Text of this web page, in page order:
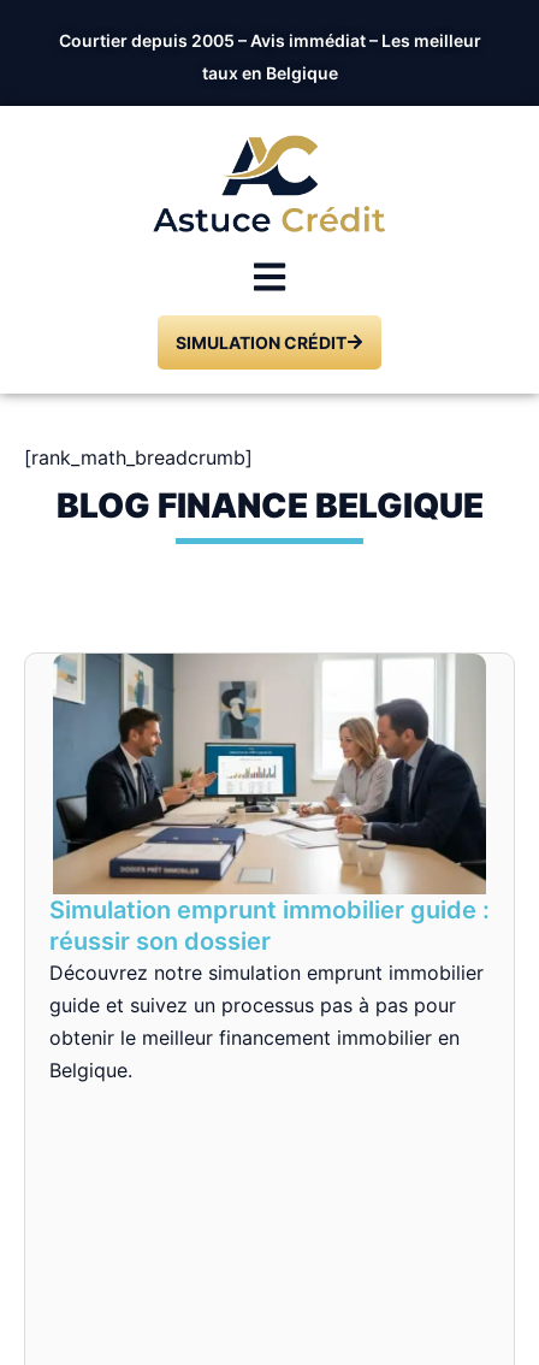
Courtier depuis 2005 – Avis immédiat – Les meilleur
taux en Belgique
SIMULATION CRÉDIT
[rank_math_breadcrumb]
BLOG FINANCE BELGIQUE
Simulation emprunt immobilier guide :
réussir son dossier
Découvrez notre simulation emprunt immobilier
guide et suivez un processus pas à pas pour
obtenir le meilleur financement immobilier en
Belgique.